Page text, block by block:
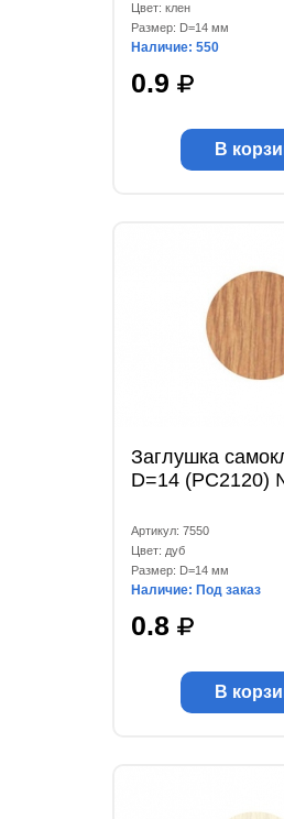
Цвет: клен
Размер: D=14 мм
Наличие: 550
0.9
В
Заглушка
D=14 (РС2120)
Артикул: 7550
Цвет: дуб
Размер: D=14 мм
Наличие: Под заказ
0.8
В